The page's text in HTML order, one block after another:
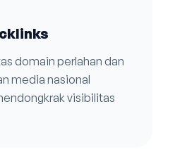
domain perlahan dan
media nasional
visibilitas